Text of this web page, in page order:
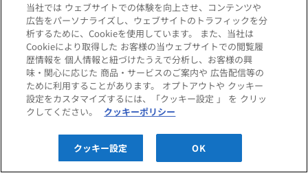
当社では ウェブサイトでの体験を向上させ、コンテンツや
広告をパーソナライズし、ウェブサイトのトラフィックを分
析するために、Cookieを使用しています。 また、当社は
Cookieにより取得した お客様の当ウェブサイトでの閲覧履
歴情報を 個人情報と紐づけたうえで分析し、お客様の興
味・関心に応じた 商品・サービスのご案内や 広告配信等の
ために利用することがあります。 オプトアウトや クッキー
設定をカスタマイズするには、「クッキー設定 」 を クリッ
クしてください。
クッキーポリシー
クッキー設定 OK